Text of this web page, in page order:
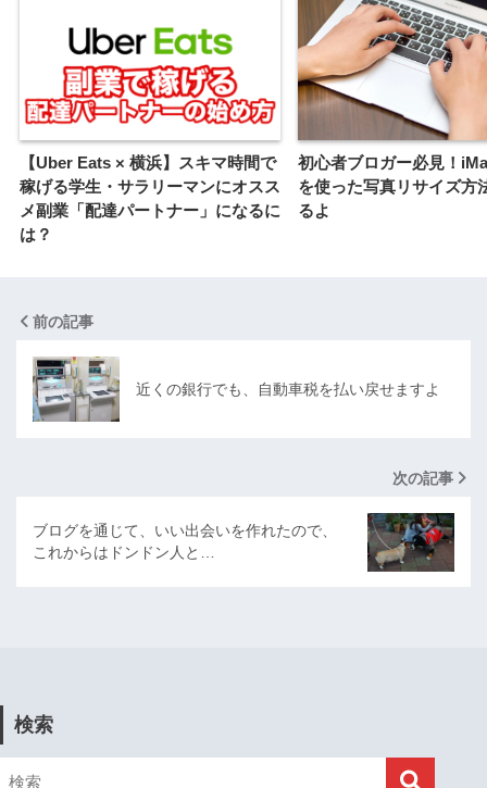
【Uber Eats × 横浜】スキマ時間で
稼げる学生・サラリーマンにオスス
メ副業「配達パートナー」になるに
は？
初心者ブロガー必見！
を使った写真リサイズ方
るよ
前の記事
近くの銀行でも、自動車税を払い戻せますよ
次の記事
ブログを通じて、いい出会いを作れたので、
これからはドンドン人と…
検索